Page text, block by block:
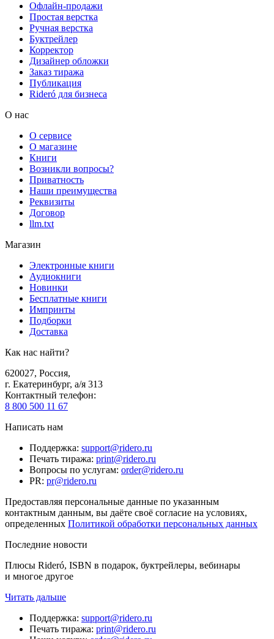
Офлайн-продажи
Простая верстка
Ручная верстка
Буктрейлер
Корректор
Дизайнер обложки
Заказ тиража
Публикация
Rideró для бизнеса
О нас
О сервисе
О магазине
Книги
Возникли вопросы?
Приватность
Наши преимущества
Реквизиты
Договор
llm.txt
Магазин
Электронные книги
Аудиокниги
Новинки
Бесплатные книги
Импринты
Подборки
Доставка
Как нас найти?
620027, Россия,
г. Екатеринбург, а/я 313
Контактный телефон:
8 800 500 11 67
Написать нам
Поддержка: support@ridero.ru
Печать тиража: print@ridero.ru
Вопросы по услугам: order@ridero.ru
PR: pr@ridero.ru
Предоставляя персональные данные по указанным
контактным данным, вы даёте своё согласие на условиях,
определенных Политикой обработки персональных данных
Последние новости
Плюсы Rideró, ISBN в подарок, буктрейлеры, вебинары
и многое другое
Читать дальше
Поддержка: support@ridero.ru
Печать тиража: print@ridero.ru